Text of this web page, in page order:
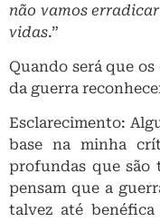
não vamos
vidas.”
Quando será que
da guerra
Esclarecimento:
base na minha
profundas que são
pensam que a
talvez até